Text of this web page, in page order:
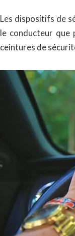
Les dispositifs de
le conducteur que
ceintures de